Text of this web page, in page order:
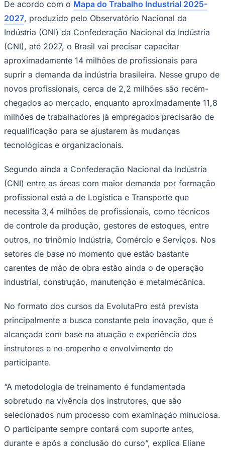
Corinthians
Palmeiras
De acordo com o Mapa do Trabalho Industrial 2025-
2027, produzido pelo Observatório Nacional da
Indústria (ONI) da Confederação Nacional da Indústria
(CNI), até 2027, o Brasil vai precisar capacitar
aproximadamente 14 milhões de profissionais para
suprir a demanda da indústria brasileira. Nesse grupo de
novos profissionais, cerca de 2,2 milhões são recém-
chegados ao mercado, enquanto aproximadamente 11,8
milhões de trabalhadores já empregados precisarão de
requalificação para se ajustarem às mudanças
tecnológicas e organizacionais.
Segundo ainda a Confederação Nacional da Indústria
(CNI) entre as áreas com maior demanda por formação
profissional está a de Logística e Transporte que
necessita 3,4 milhões de profissionais, como técnicos
de controle da produção, gestores de estoques, entre
outros, no trinômio Indústria, Comércio e Serviços. Nos
setores de base no momento que estão bastante
carentes de mão de obra estão ainda o de operação
industrial, construção, manutenção e metalmecânica.
No formato dos cursos da EvolutaPro está prevista
principalmente a busca constante pela inovação, que é
alcançada com base na atuação e experiência dos
instrutores e no empenho e envolvimento do
participante.
“A metodologia de treinamento é fundamentada
sobretudo na vivência dos instrutores, que são
selecionados num processo com examinação minuciosa.
O participante sempre contará com suporte antes,
durante e após a conclusão do curso”, explica Eliane